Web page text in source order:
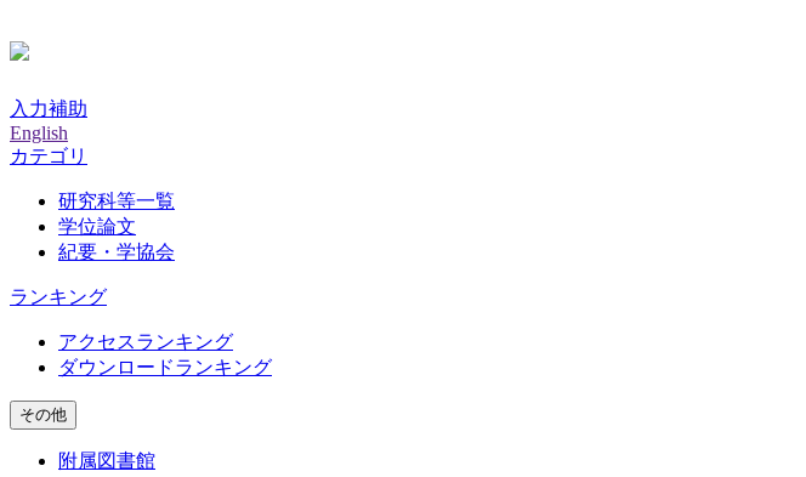
入力補助
English
カテゴリ
研究科等一覧
学位論文
紀要・学協会
ランキング
アクセスランキング
ダウンロードランキング
その他
附属図書館